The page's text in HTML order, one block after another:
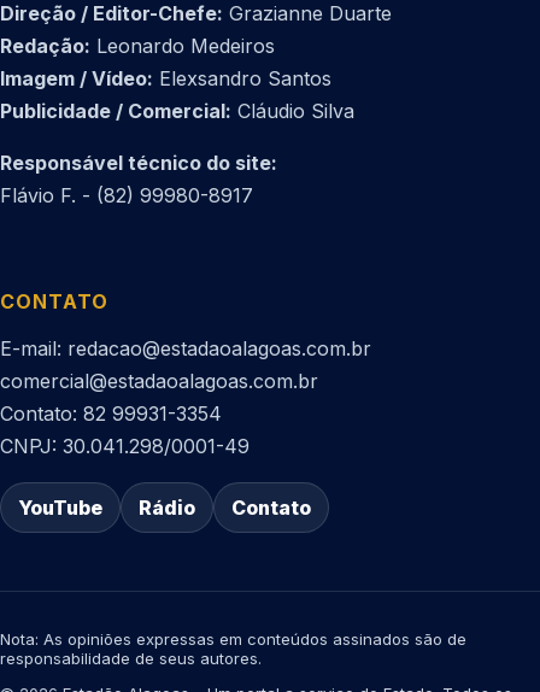
Direção / Editor-Chefe: Grazianne Duarte
Redação: Leonardo Medeiros
Imagem / Vídeo: Elexsandro Santos
Publicidade / Comercial: Cláudio Silva
Responsável técnico do site:
Flávio F. - (82) 99980-8917
CONTATO
E-mail: redacao@estadaoalagoas.com.br
comercial@estadaoalagoas.com.br
Contato: 82 99931-3354
CNPJ: 30.041.298/0001-49
YouTube Rádio Contato
Nota: As opiniões expressas em conteúdos assinados são de
responsabilidade de seus autores.